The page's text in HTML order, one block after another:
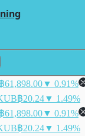
฿61,898.00▼ 0.91%
฿20.24▼ 1.49%
฿61,898.00▼ 0.91%
฿20.24▼ 1.49%